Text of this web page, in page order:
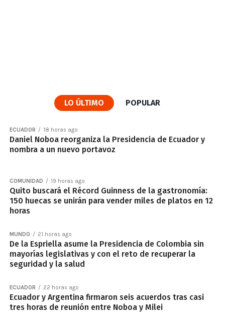
LO ÚLTIMO POPULAR
ECUADOR 18 horas ago
Daniel Noboa reorganiza la Presidencia de Ecuador y
nombra a un nuevo portavoz
COMUNIDAD 19 horas ago
Quito buscará el Récord Guinness de la gastronomía:
150 huecas se unirán para vender miles de platos en 12
horas
MUNDO 21 horas ago
De la Espriella asume la Presidencia de Colombia sin
mayorías legislativas y con el reto de recuperar la
seguridad y la salud
ECUADOR 22 horas ago
Ecuador y Argentina firmaron seis acuerdos tras casi
tres horas de reunión entre Noboa y Milei